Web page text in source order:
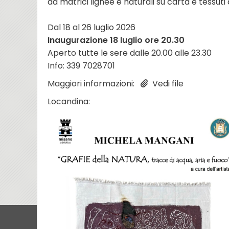
Dal 18 al 26 luglio 2026
Inaugurazione 18 luglio ore 20.30
Aperto tutte le sere dalle 20.00 alle 23.30
Info: 339 7028701
Maggiori informazioni:
Vedi file
Locandina: